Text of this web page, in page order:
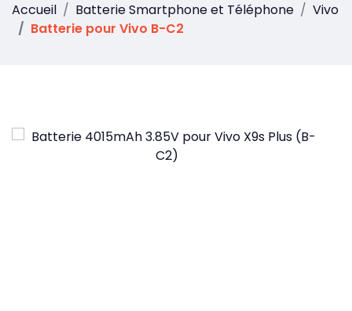
Accueil Batterie Smartphone et Téléphone
Vivo
Batterie pour Vivo B-C2